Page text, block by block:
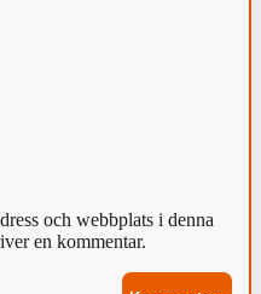
och webbplats i denna
en kommentar.